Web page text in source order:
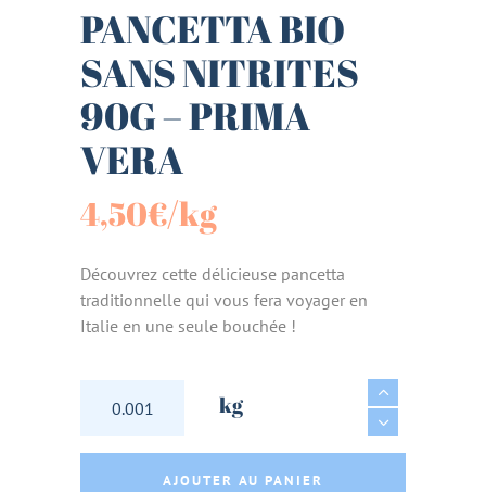
PANCETTA BIO
SANS NITRITES
90G – PRIMA
VERA
4,50€/kg
Découvrez cette délicieuse pancetta
traditionnelle qui vous fera voyager en
Italie en une seule bouchée !
PANCETTA BIO SANS NITRITES 90G -
kg
AJOUTER AU PANIER